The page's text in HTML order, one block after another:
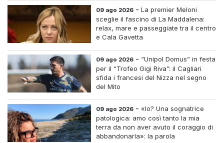
09 ago 2026 -La premier Meloni
sceglie il fascino di La Maddalena:
relax, mare e passeggiate tra il centro
e Cala Gavetta
09 ago 2026 - “Unipol Domus” in festa
per il “Trofeo Gigi Riva”: il Cagliari
sfida i francesi del Nizza nel segno
del Mito
09 ago 2026 - «Io? Una sognatrice
patologica: amo così tanto la mia
terra da non aver avuto il coraggio di
abbandonarla»: la parola